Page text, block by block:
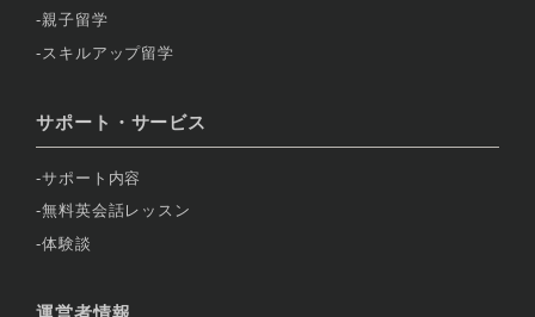
親子留学
スキルアップ留学
サポート・サービス
サポート内容
無料英会話レッスン
体験談